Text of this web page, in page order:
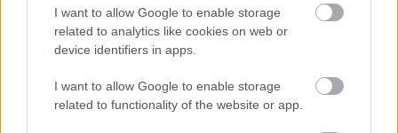
I want to allow Google to enable storage
related to analytics like cookies on web or
device identifiers in apps.
I want to allow Google to enable storage
related to functionality of the website or app.
INGEBORG SCHEVE 29.11.2025
Det skulle vært første steg mot en plass i den norske troppen til
de bare på motløshet.